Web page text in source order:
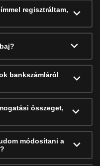
regisztráltam,
bankszámláról
összeget,
módosítani a